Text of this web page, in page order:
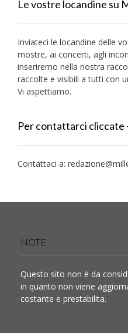
Le vostre locandine su
Inviateci le locandine delle
mostre, ai concerti, agli
inseriremo nella nostra
raccolte e visibili a tutti con
Vi aspettiamo.
Per contattarci cliccate
Contattaci a:
NOTE
Questo sito non è da
in quanto non viene
costante e prestabilita.